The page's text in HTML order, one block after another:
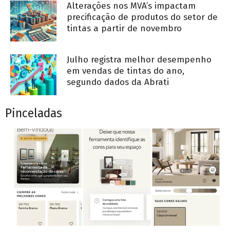
Alterações nos MVA’s impactam
precificação de produtos do setor de
tintas a partir de novembro
Julho registra melhor desempenho
em vendas de tintas do ano,
segundo dados da Abrati
Pinceladas